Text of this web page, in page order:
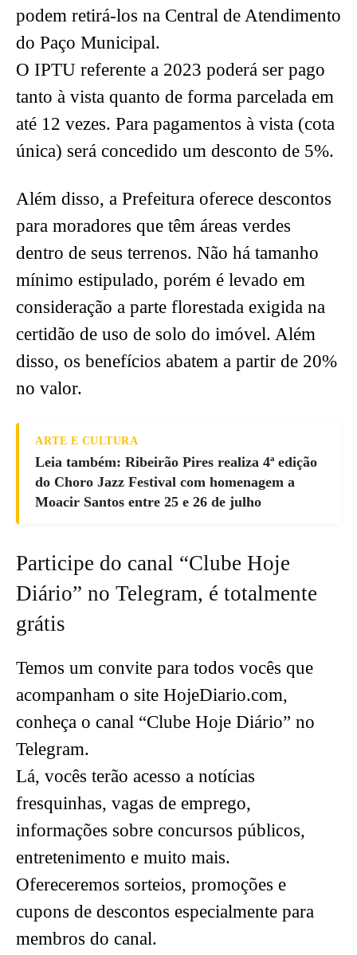
podem retirá-los na Central de Atendimento
do Paço Municipal.
O IPTU referente a 2023 poderá ser pago
tanto à vista quanto de forma parcelada em
até 12 vezes. Para pagamentos à vista (cota
única) será concedido um desconto de 5%.
Além disso, a Prefeitura oferece descontos
para moradores que têm áreas verdes
dentro de seus terrenos. Não há tamanho
mínimo estipulado, porém é levado em
consideração a parte florestada exigida na
certidão de uso de solo do imóvel. Além
disso, os benefícios abatem a partir de 20%
no valor.
ARTE E CULTURA
Leia também: Ribeirão Pires realiza 4ª edição
do Choro Jazz Festival com homenagem a
Moacir Santos entre 25 e 26 de julho
Participe do canal “Clube Hoje
Diário” no Telegram, é totalmente
grátis
Temos um convite para todos vocês que
acompanham o site HojeDiario.com,
conheça o canal “Clube Hoje Diário” no
Telegram.
Lá, vocês terão acesso a notícias
fresquinhas, vagas de emprego,
informações sobre concursos públicos,
entretenimento e muito mais.
Ofereceremos sorteios, promoções e
cupons de descontos especialmente para
membros do canal.